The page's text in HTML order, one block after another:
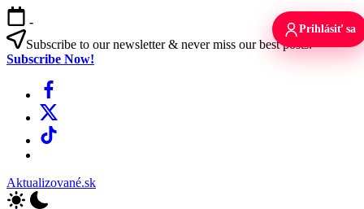
Skip
to
content
-
Subscribe to our newsletter & never miss our best posts.
Subscribe Now!
Facebook
X
TikTok
Aktualizované.sk
Prihlásiť sa